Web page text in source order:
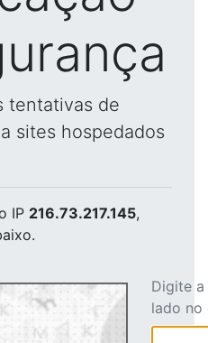
tentativas de
sites hospedados
IP 216.73.217.145,
Digite
lado no